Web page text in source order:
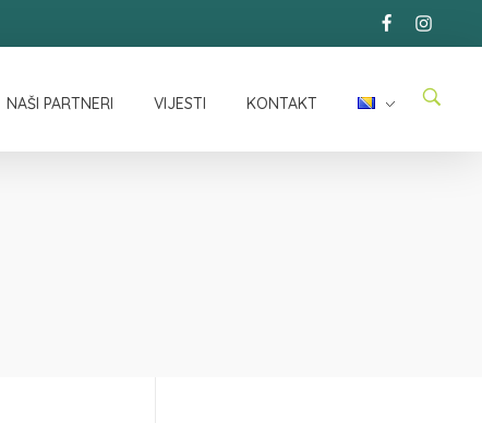
NAŠI PARTNERI VIJESTI KONTAKT